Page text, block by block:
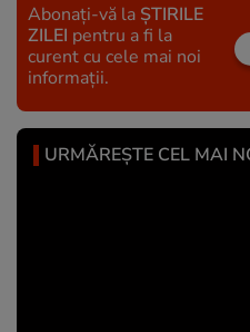
Abonați-vă la ȘTIRILE
ZILEI pentru a fi la
curent cu cele mai noi
informații.
URMĂREȘTE CEL MAI